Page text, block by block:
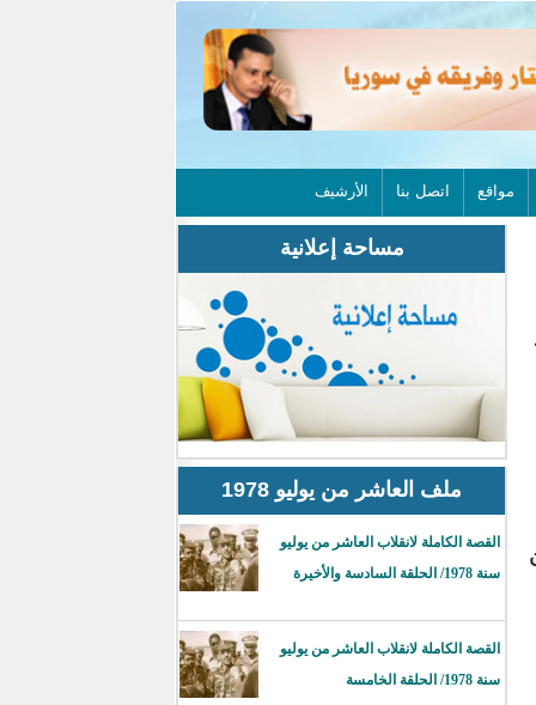
مواقع اتصل بنا الأرشيف
مساحة إعلانية
ملف العاشر من يوليو 1978
القصة الكاملة لانقلاب العاشر من يوليو
سنة 1978/ الحلقة السادسة والأخيرة
القصة الكاملة لانقلاب العاشر من يوليو
سنة 1978/ الحلقة الخامسة